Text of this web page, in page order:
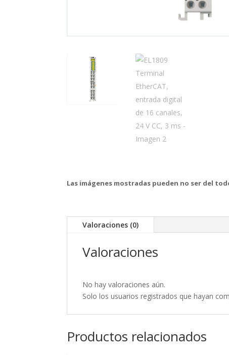
Las imágenes mostradas pueden no ser del
Valoraciones (0)
Valoraciones
No hay valoraciones aún.
Solo los usuarios registrados que hayan
Productos relacionados